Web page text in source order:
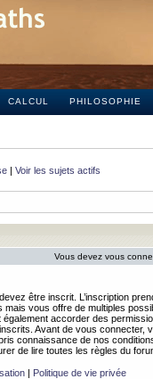
CALCUL PHILOSOPHIE
| Voir les sujets actifs
Vous devez vous
être inscrit. L’inscription
mais vous offre de multiples
également accorder des
Avant de vous connecter,
connaissance de nos
de lire toutes les règles du
| Politique de vie privée